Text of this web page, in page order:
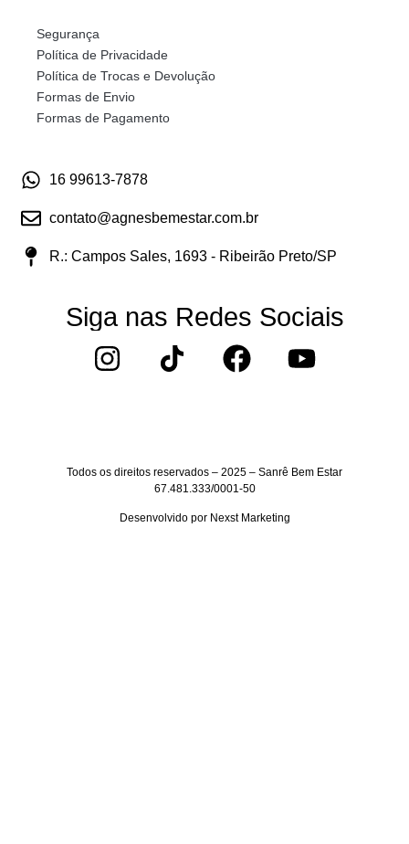
Segurança
Política de Privacidade
Política de Trocas e Devolução
Formas de Envio
Formas de Pagamento
16 99613-7878
contato@agnesbemestar.com.br
R.: Campos Sales, 1693 - Ribeirão Preto/SP
Siga nas Redes Sociais
Todos os direitos reservados – 2025 – Sanrê Bem Estar
67.481.333/0001-50
Desenvolvido por Nexst Marketing